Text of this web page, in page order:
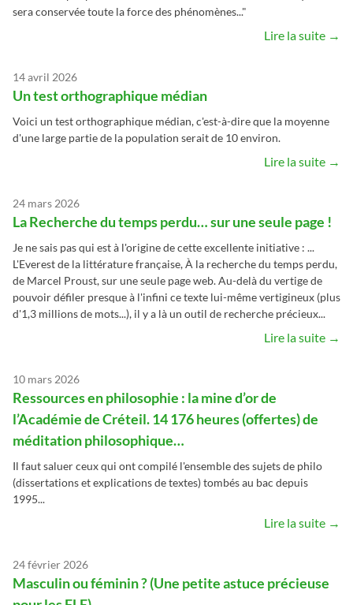
sera conservée toute la force des phénomènes..."
Lire la suite →
14 avril 2026
Un test orthographique médian
Voici un test orthographique médian, c'est-à-dire que la moyenne
d'une large partie de la population serait de 10 environ.
Lire la suite →
24 mars 2026
La Recherche du temps perdu… sur une seule page !
Je ne sais pas qui est à l'origine de cette excellente initiative : ...
L'Everest de la littérature française, À la recherche du temps perdu,
de Marcel Proust, sur une seule page web. Au-delà du vertige de
pouvoir défiler presque à l'infini ce texte lui-même vertigineux (plus
d'1,3 millions de mots...), il y a là un outil de recherche précieux...
Lire la suite →
10 mars 2026
Ressources en philosophie : la mine d’or de
l’Académie de Créteil. 14 176 heures (offertes) de
méditation philosophique…
Il faut saluer ceux qui ont compilé l'ensemble des sujets de philo
(dissertations et explications de textes) tombés au bac depuis
1995...
Lire la suite →
24 février 2026
Masculin ou féminin ? (Une petite astuce précieuse